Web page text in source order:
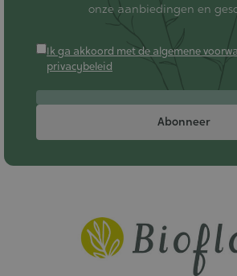
onze aanbiedingen en
Ik ga akkoord met de algemene
privacybeleid
Abonneer